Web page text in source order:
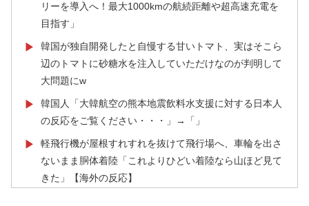
リーを導入へ！最大1000kmの航続距離や超高速充電を
目指す」
▶
韓国が独自開発したと自慢する甘いトマト、実はそこら
辺のトマトに砂糖水を注入していただけなのが判明して
大問題にw
▶
韓国人「大韓航空の熊本地震飲料水支援に対する日本人
の反応をご覧ください・・・」→「」
▶
軽飛行機が屋根すれすれを抜けて飛行場へ、車輪を出さ
ないまま胴体着陸「これよりひどい着陸なら山ほど見て
きた」【海外の反応】